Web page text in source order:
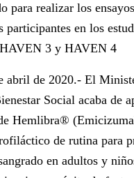
para realizar los
participantes en los
3 y HAVEN 4
abril de 2020.- El
Social acaba de
Hemlibra®
de rutina para
en adultos y